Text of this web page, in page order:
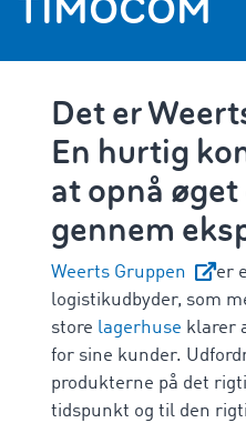
Det er
En hurtig
at opnå
gennem
Weerts Gruppen
er
logistikudbyder, som
store lagerhuse klarer
for sine kunder.
produkterne på det
tidspunkt og til den